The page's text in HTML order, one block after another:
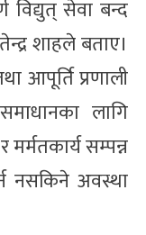
विद्युत् सेवा बन्द
शाहले बताए।
आपूर्ति प्रणाली
लागि
मर्मतकार्य सम्पन्न
नसकिने अवस्था